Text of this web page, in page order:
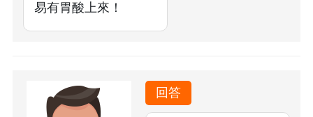
易有胃酸上來！
回答